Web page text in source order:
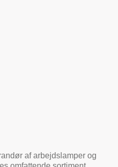
af arbejdslamper og